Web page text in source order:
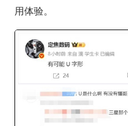
用体验。